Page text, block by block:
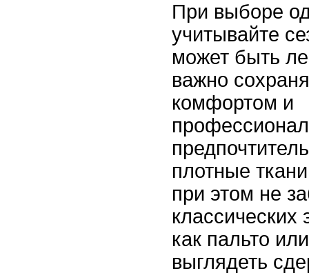
При выборе
учитывайте
может быть
важно
комфортом и
плотные
при этом не
классических
как пальто
выглядеть